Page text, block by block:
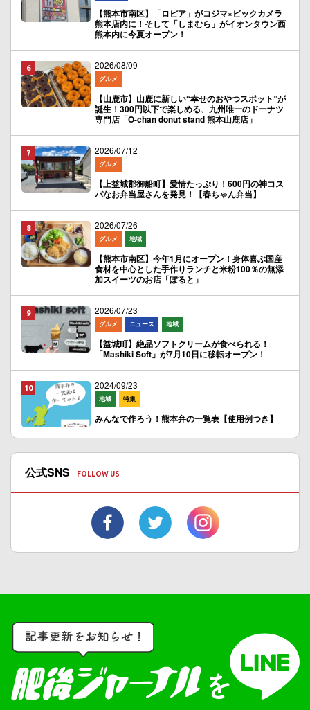
【熊本市南区】「ロピア」がコジマ×ビックカメラ
熊本店内に！そして「しまむら」がイオンタウン西
熊本内に今夏オープン！
2026/08/09
グルメ
【山鹿市】山鹿に新しい“幸せのおやつスポット”が
誕生！300円以下で楽しめる、九州唯一のドーナツ
専門店「O-chan donut stand 熊本山鹿店」
2026/07/12
グルメ
【上益城郡御船町】愛情たっぷり！600円の神コス
パなお弁当屋さんを発見！【春ちゃん弁当】
2026/07/26
グルメ 地域
【熊本市南区】今年1月にオープン！身体喜ぶ国産
食材を中心とした手作りランチと米粉100％の無添
加スイーツのお店「ぽると」
2026/07/23
グルメ ニュース 地域
【益城町】絶品ソフトクリームが食べられる！
「Mashiki Soft」が7月10日に移転オープン！
2024/09/23
地域 特集
みんなで作ろう！熊本弁の一覧表【使用例つき】
公式SNS